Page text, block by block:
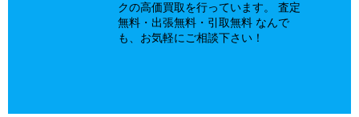
クの高価買取を行っています。 査定
無料・出張無料・引取無料 なんで
も、お気軽にご相談下さい！